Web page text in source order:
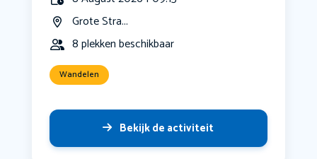
Grote Stra...
8 plekken beschikbaar
Wandelen
Bekijk de activiteit